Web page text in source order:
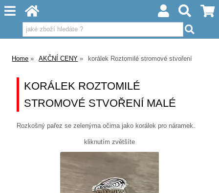
Home AKČNÍ CENY korálek Roztomilé stromové stvoření
KORÁLEK ROZTOMILÉ
STROMOVÉ STVOŘENÍ MALÉ
Rozkošný pařez se zelenýma očima jako korálek pro náramek.
kliknutím zvětšíte